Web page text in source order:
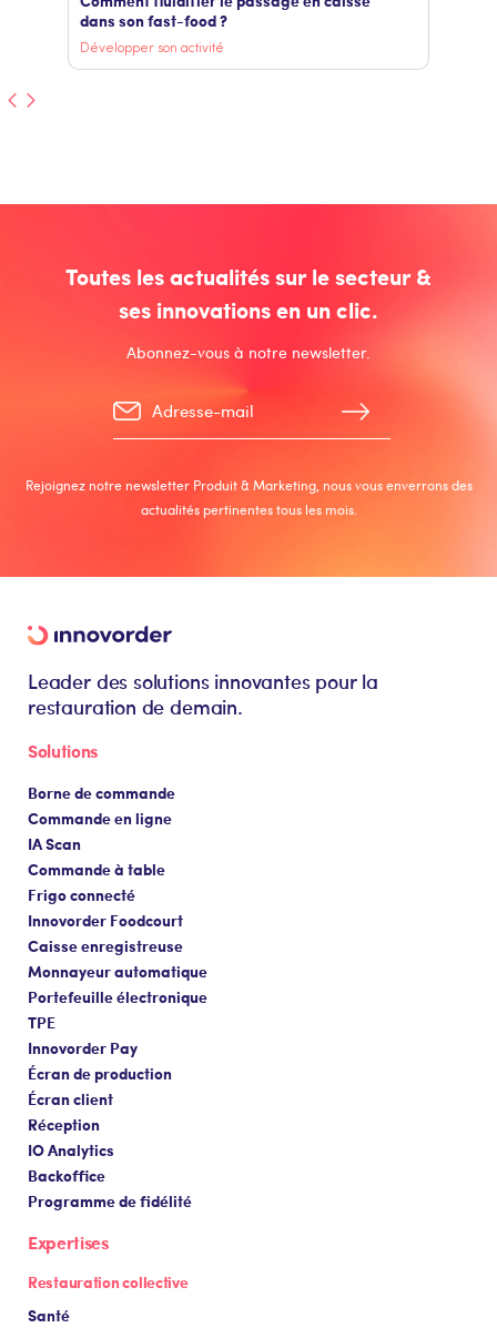
dans son fast-food ?
Développer son activité
Toutes les actualités sur le secteur &
ses innovations en un clic.
Abonnez-vous à notre newsletter.
Rejoignez notre newsletter Produit & Marketing, nous vous enverrons des
actualités pertinentes tous les mois.
Leader des solutions innovantes pour la
restauration de demain.
Solutions
Borne de commande
Commande en ligne
IA Scan
Commande à table
Frigo connecté
Innovorder Foodcourt
Caisse enregistreuse
Monnayeur automatique
Portefeuille électronique
TPE
Innovorder Pay
Écran de production
Écran client
Réception
IO Analytics
Backoffice
Programme de fidélité
Expertises
Restauration collective
Santé